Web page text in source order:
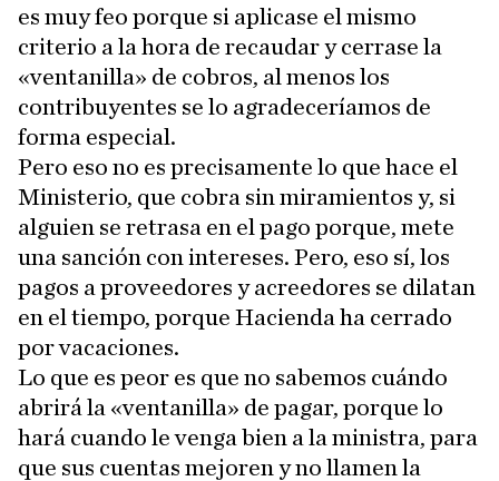
es muy feo porque si aplicase el mismo
criterio a la hora de recaudar y cerrase la
«ventanilla» de cobros, al menos los
contribuyentes se lo agradeceríamos de
forma especial.
Pero eso no es precisamente lo que hace el
Ministerio, que cobra sin miramientos y, si
alguien se retrasa en el pago porque, mete
una sanción con intereses. Pero, eso sí, los
pagos a proveedores y acreedores se dilatan
en el tiempo, porque Hacienda ha cerrado
por vacaciones.
Lo que es peor es que no sabemos cuándo
abrirá la «ventanilla» de pagar, porque lo
hará cuando le venga bien a la ministra, para
que sus cuentas mejoren y no llamen la